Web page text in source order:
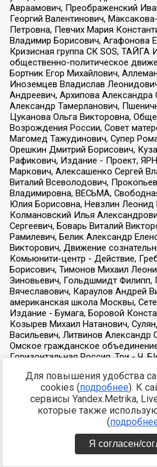
Для повышения удобства
cookies (подробнее). К
сервисы Yandex.Metrika,
которые также
(
Я согласен/